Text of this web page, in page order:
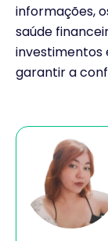
informações,
saúde
investimentos
garantir a